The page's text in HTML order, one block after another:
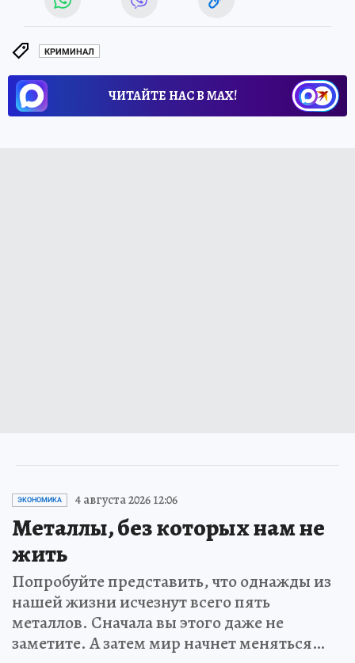
КРИМИНАЛ
ЧИТАЙТЕ НАС В МАХ!
ЭКОНОМИКА 4 августа 2026 12:06
Металлы, без которых нам не
жить
Попробуйте представить, что однажды из
нашей жизни исчезнут всего пять
металлов. Сначала вы этого даже не
заметите. А затем мир начнет меняться…